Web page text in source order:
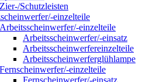
Zier-/Schutzleisten
einzelteile
Arbeitsscheinwerfer/-einzelteile
Arbeitsscheinwerfer/-einsatz
Arbeitsscheinwerfereinzelteile
Arbeitsscheinwerferglühlampe
Fernscheinwerfer/-einzelteile
Fernscheinwerfer/-einsatz